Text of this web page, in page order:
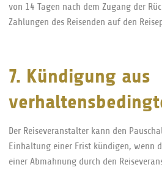
von 14 Tagen nach dem Zugang der
Zahlungen des Reisenden auf den
7. Kündigung aus
Der Reiseveranstalter kann den
Einhaltung einer Frist kündigen, wenn
einer Abmahnung durch den